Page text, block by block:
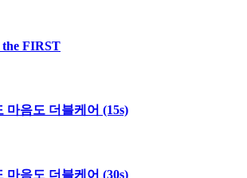
FIRST
마음도 더블케어 (15s)
마음도 더블케어 (30s)